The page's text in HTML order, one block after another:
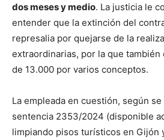
dos meses y medio. La justicia le
entender que la extinción del
represalia por quejarse de la
extraordinarias, por la que también
de 13.000 por varios conceptos.
La empleada en cuestión, según
sentencia 2353/2024 (disponible
limpiando pisos turísticos en Gijón